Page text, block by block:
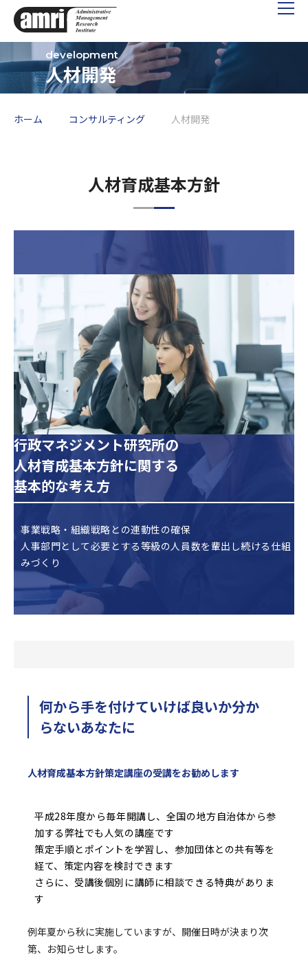
人材開発
ホーム コンサルティング 人材開発
人材育成基本方針
行政マネジメント研究所の
人材育成基本方針に関する
基本的な考え方
事業戦略・組織戦略との連動性の確保
人事部門として必要とする等級の人員数を輩出し続ける仕組
みづくり
何から手を付けていけば良いか分か
らないあなたに
人材育成基本方針策定講座の受講をお勧めします
平成28年度から毎年開講し、全国の地方自治体から参
加する弊社でも人気の講座です
策定手順とポイントを学習し、参加団体との共有等を
経て、策定内容を検討できます
さらに、受講後個別に講師に相談できる特典がありま
す
例年夏から秋に実施していますが、開催日時が決まり次
第、お知らせします。